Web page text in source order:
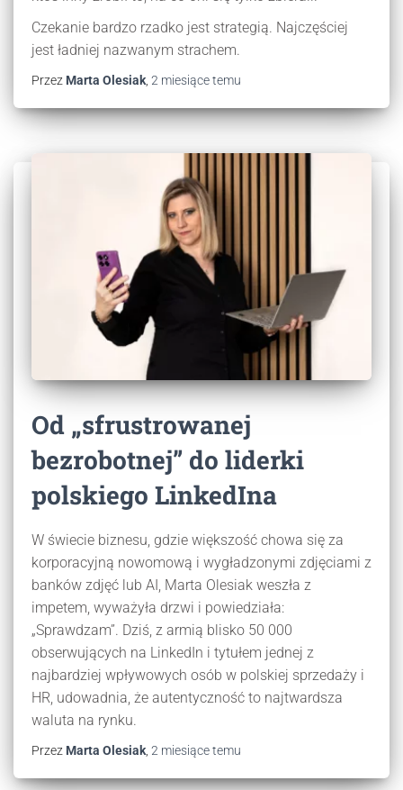
Czekanie bardzo rzadko jest strategią. Najczęściej
jest ładniej nazwanym strachem.
Przez Marta Olesiak 2 miesiącetemu
Od „sfrustrowanej
bezrobotnej” do liderki
polskiego LinkedIna
W świecie biznesu, gdzie większość chowa się za
korporacyjną nowomową i wygładzonymi zdjęciami z
banków zdjęć lub AI, Marta Olesiak weszła z
impetem, wyważyła drzwi i powiedziała:
„Sprawdzam”. Dziś, z armią blisko 50 000
obserwujących na LinkedIn i tytułem jednej z
najbardziej wpływowych osób w polskiej sprzedaży i
HR, udowadnia, że autentyczność to najtwardsza
waluta na rynku.
Przez Marta Olesiak 2 miesiącetemu